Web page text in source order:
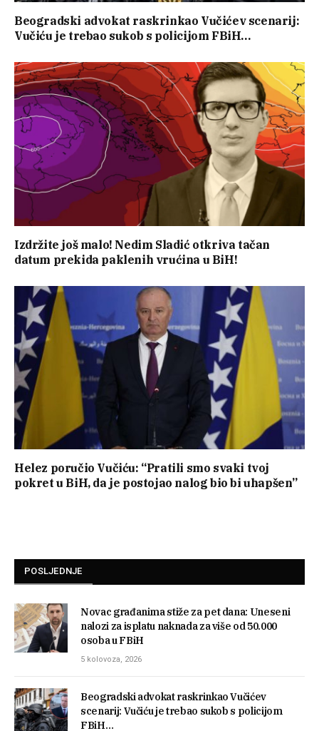
Beogradski advokat raskrinkao Vučićev scenarij:
Vučiću je trebao sukob s policijom FBiH…
Izdržite još malo! Nedim Sladić otkriva tačan
datum prekida paklenih vrućina u BiH!
Helez poručio Vučiću: “Pratili smo svaki tvoj
pokret u BiH, da je postojao nalog bio bi uhapšen”
POSLJEDNJE
Novac građanima stiže za pet dana: Uneseni
nalozi za isplatu naknada za više od 50.000
osoba u FBiH
5 kolovoza, 2026
Beogradski advokat raskrinkao Vučićev
scenarij: Vučiću je trebao sukob s policijom
FBiH…